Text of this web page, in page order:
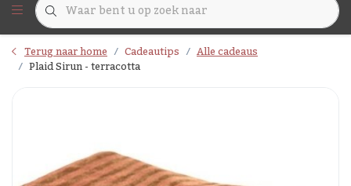
Terug naar home Cadeautips Alle cadeaus
Plaid Sirun - terracotta